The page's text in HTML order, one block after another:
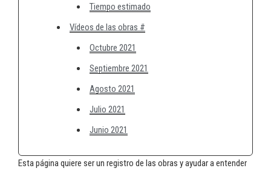
Tiempo estimado
Vídeos de las obras #
Octubre 2021
Septiembre 2021
Agosto 2021
Julio 2021
Junio 2021
Esta página quiere ser un registro de las obras y ayudar a entender